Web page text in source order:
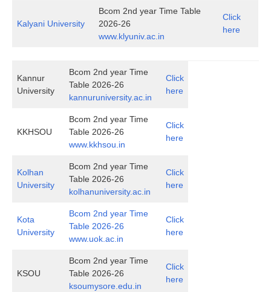
Kalyani University
Bcom 2nd year Time Table
2026-26
www.klyuniv.ac.in
Click
here
Kannur
University
Bcom 2nd year Time
Table 2026-26
kannuruniversity.ac.in
Click
here
KKHSOU
Bcom 2nd year Time
Table 2026-26
www.kkhsou.in
Click
here
Kolhan
University
Bcom 2nd year Time
Table 2026-26
kolhanuniversity.ac.in
Click
here
Kota
University
Bcom 2nd year Time
Table 2026-26
www.uok.ac.in
Click
here
KSOU
Bcom 2nd year Time
Table 2026-26
ksoumysore.edu.in
Click
here